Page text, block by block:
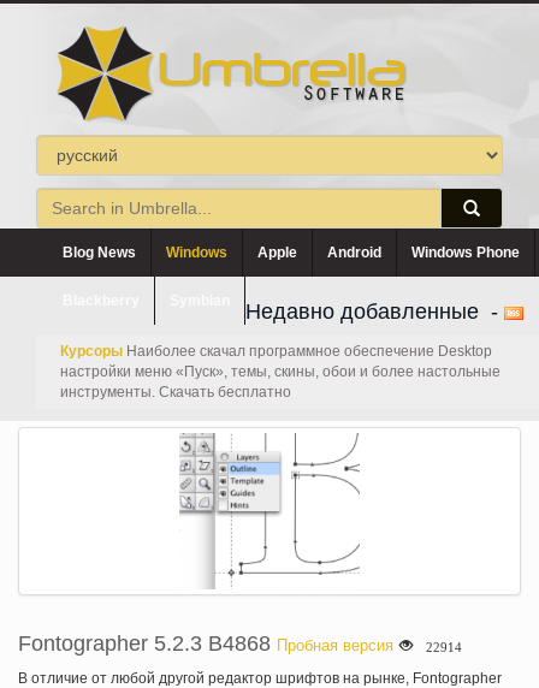
Blog News Windows Apple Android Windows Phone
Недавно добавленные -
Курсоры Наиболее скачал программное обеспечение Desktop
настройки меню «Пуск», темы, скины, обои и более настольные
инструменты. Скачать бесплатно
Fontographer 5.2.3 B4868 Пробная версия 22914
В отличие от любой другой редактор шрифтов на рынке, Fontographer